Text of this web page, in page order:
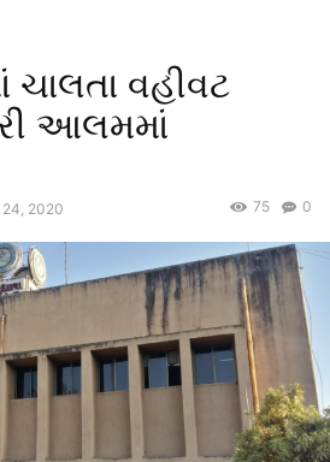
ચાલતા વહીવટ
આલમમાં
2020 0
75